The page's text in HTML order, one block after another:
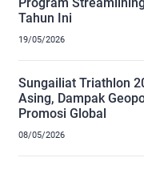
Tahun Ini
19/05/2026
Sungailiat Triathlon
Asing, Dampak
Promosi Global
08/05/2026